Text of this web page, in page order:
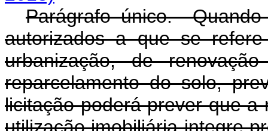
Parágrafo único. Quando
autorizados a que se
urbanização, de
reparcelamento do solo,
licitação poderá prever que
utilização imobiliária integre